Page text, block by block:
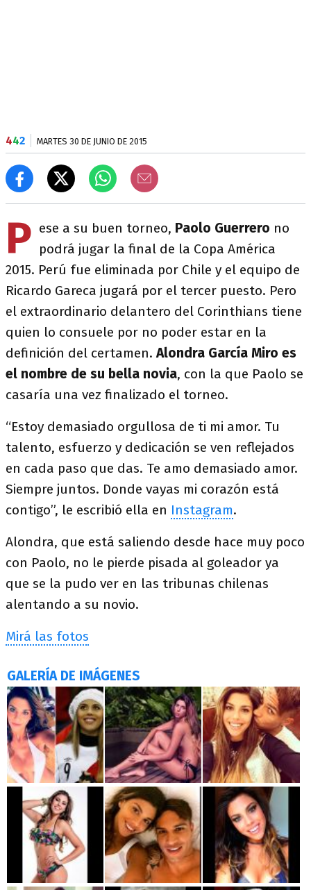
442 MARTES 30 DE JUNIO DE 2015
P ese a su buen torneo, Paolo Guerrero no
podrá jugar la final de la Copa América
2015. Perú fue eliminada por Chile y el equipo de
Ricardo Gareca jugará por el tercer puesto. Pero
el extraordinario delantero del Corinthians tiene
quien lo consuele por no poder estar en la
definición del certamen.Alondra García Miro es
el nombre de su bella novia, con la que Paolo se
casaría una vez finalizado el torneo.
“Estoy demasiado orgullosa de ti mi amor. Tu
talento, esfuerzo y dedicación se ven reflejados
en cada paso que das. Te amo demasiado amor.
Siempre juntos. Donde vayas mi corazón está
contigo”, le escribió ella en Instagram.
Alondra, que está saliendo desde hace muy poco
con Paolo, no le pierde pisada al goleador ya
que se la pudo ver en las tribunas chilenas
alentando a su novio.
Mirá las fotos
GALERÍA DE IMÁGENES